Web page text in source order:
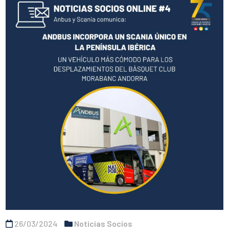
26/03/2024 Noticias Socios